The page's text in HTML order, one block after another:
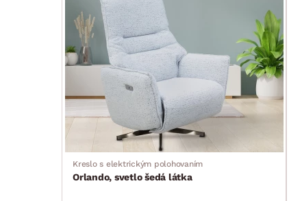
Kreslo s elektrickým polohovaním
Orlando, svetlo šedá látka